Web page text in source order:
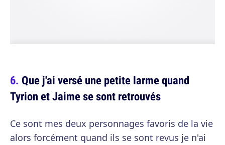
Que j'ai versé une petite larme quand
Tyrion et Jaime se sont retrouvés
Ce sont mes deux personnages favoris de la vie
alors forcément quand ils se sont revus je n'ai